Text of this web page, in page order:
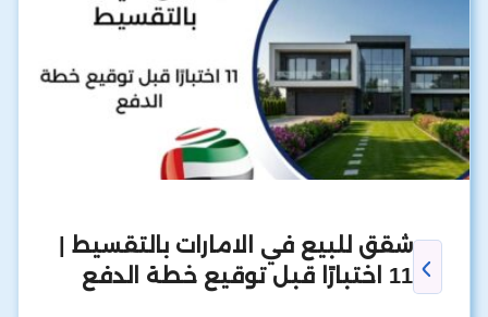
شقق للبيع في الامارات بالتقسيط |
11 اختبارًا قبل توقيع خطة الدفع